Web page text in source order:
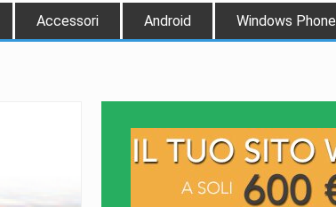
Accessori Android Windows Phone